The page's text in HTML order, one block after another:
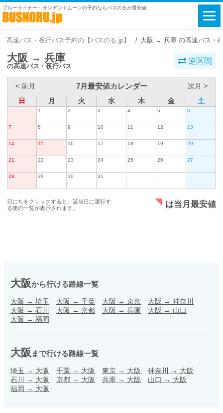
ブルーライナー・サンアンドムーンの予約ならバスのるが最安値
高速バス・夜行バス予約の【バスのる.jp】 大阪 → 兵庫 の高速バス・
大阪 → 兵庫
の高速バス・夜行バス
逆区間
< 前月 7月最安値カレンダー
次月 >
日
月 火 水 木 金 土
1 2 3 4 5 6
7 8 9 10 11 12 13
14 15 16 17 18 19 20
21 22 23 24 25 26 27
28 29 30 31
日にちをクリックすると、該当日に運行す
る便の一覧が表示されます。
は当月最安値
大阪から行ける路線一覧
大阪 → 埼玉 大阪 → 千葉 大阪 → 東京 大阪 → 神奈川
大阪 → 石川 大阪 → 京都 大阪 → 兵庫 大阪 → 山口
大阪 → 福岡
大阪 まで行ける路線一覧
埼玉 → 大阪 千葉 → 大阪 東京 → 大阪 神奈川 → 大阪
石川 → 大阪 京都 → 大阪 兵庫 → 大阪 山口 → 大阪
福岡 → 大阪